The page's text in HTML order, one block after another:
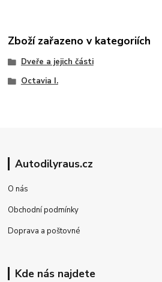
Zboží zařazeno v kategoriích
Dveře a jejich části
Octavia I.
Autodilyraus.cz
O nás
Obchodní podmínky
Doprava a poštovné
Kde nás najdete